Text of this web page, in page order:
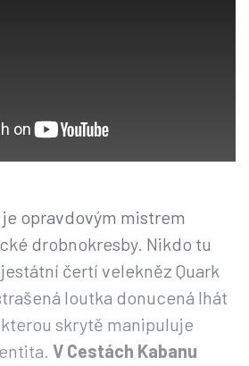
opravdovým mistrem
drobnokresby. Nikdo tu
čertí velekněz Quark
loutka donucená lhát
skrytě manipuluje
V Cestách Kabanu